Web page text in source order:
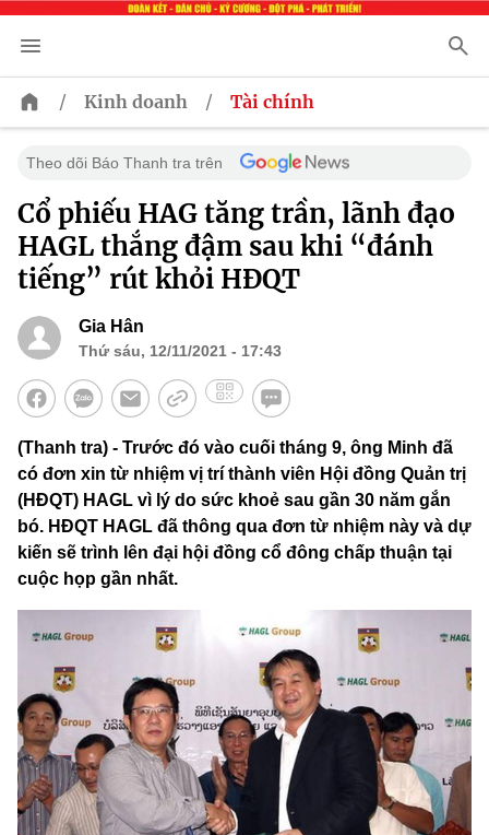
/ Kinh doanh / Tài chính
Theo dõi Báo Thanh tra trên
Cổ phiếu HAG tăng trần, lãnh đạo
HAGL thắng đậm sau khi “đánh
tiếng” rút khỏi HĐQT
Gia Hân
Thứ sáu, 12/11/2021 - 17:43
(Thanh tra) - Trước đó vào cuối tháng 9, ông Minh đã
có đơn xin từ nhiệm vị trí thành viên Hội đồng Quản trị
(HĐQT) HAGL vì lý do sức khoẻ sau gần 30 năm gắn
bó. HĐQT HAGL đã thông qua đơn từ nhiệm này và dự
kiến sẽ trình lên đại hội đồng cổ đông chấp thuận tại
cuộc họp gần nhất.